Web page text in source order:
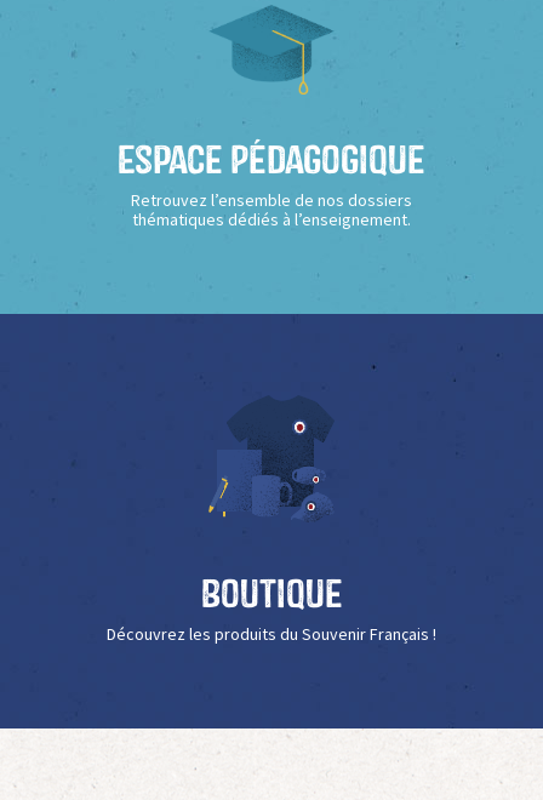
Espace Pédagogique
Retrouvez l’ensemble de nos dossiers
thématiques dédiés à l’enseignement.
Boutique
Découvrez les produits du Souvenir Français !